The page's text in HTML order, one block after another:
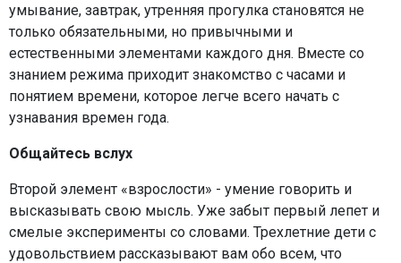
умывание, завтрак, утренняя прогулка становятся не
только обязательными, но привычными и
естественными элементами каждого дня. Вместе со
знанием режима приходит знакомство с часами и
понятием времени, которое легче всего начать с
узнавания времен года.
Общайтесь вслух
Второй элемент «взрослости» - умение говорить и
высказывать свою мысль. Уже забыт первый лепет и
смелые эксперименты со словами. Трехлетние дети с
удовольствием рассказывают вам обо всем, что